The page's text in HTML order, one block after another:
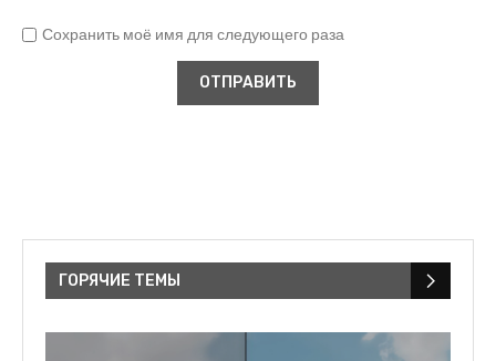
Сохранить моё имя для следующего раза
ГОРЯЧИЕ ТЕМЫ